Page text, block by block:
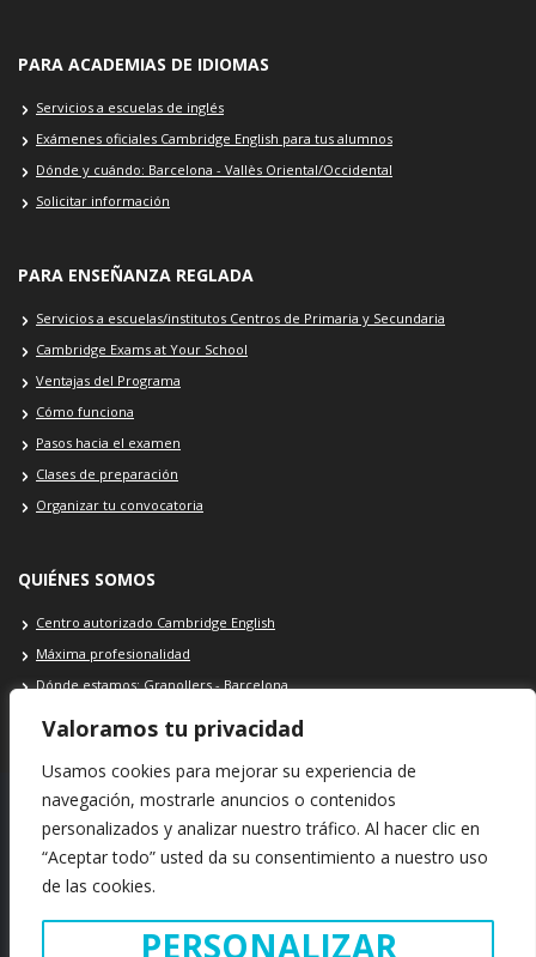
Valoramos tu privacidad
Usamos cookies para mejorar su experiencia de
navegación, mostrarle anuncios o contenidos
personalizados y analizar nuestro tráfico. Al hacer clic en
“Aceptar todo” usted da su consentimiento a nuestro uso
de las cookies.
PERSONALIZAR
PARA ACADEMIAS DE IDIOMAS
Servicios a escuelas de inglés
Exámenes oficiales Cambridge English para tus alumnos
Dónde y cuándo: Barcelona - Vallès Oriental/Occidental
Solicitar información
PARA ENSEÑANZA REGLADA
Servicios a escuelas/institutos Centros de Primaria y Secundaria
Cambridge Exams at Your School
Ventajas del Programa
Cómo funciona
Pasos hacia el examen
Clases de preparación
Organizar tu convocatoria
QUIÉNES SOMOS
Centro autorizado Cambridge English
Máxima profesionalidad
Dónde estamos: Granollers - Barcelona
SEDE Cambridge School: Plaça Porxada, 39 · 08401 · Granollers ·
Barcelona · España
INFORMACIÓN LEGAL
POLÍTICA DE PRIVACIDAD